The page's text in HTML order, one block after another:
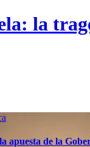
la
apuesta de la